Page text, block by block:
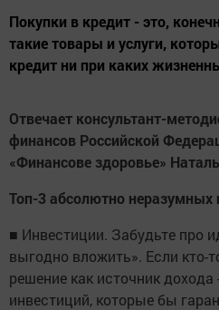
Покупки в кредит - это,
такие товары и услуги,
кредит ни при каких
Отвечает консультант-
финансов Российской
«Финансове здоровье»
Топ-3 абсолютно неразумных
■ Инвестиции. Забудьте про
выгодно вложить». Если кто-
решение как источник дохода
инвестиций, которые бы